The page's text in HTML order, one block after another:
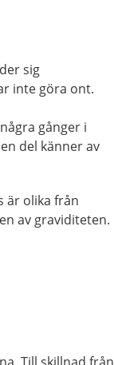
sig
inte göra ont.
gånger i
del känner av
är olika från
av graviditeten.
Till skillnad från